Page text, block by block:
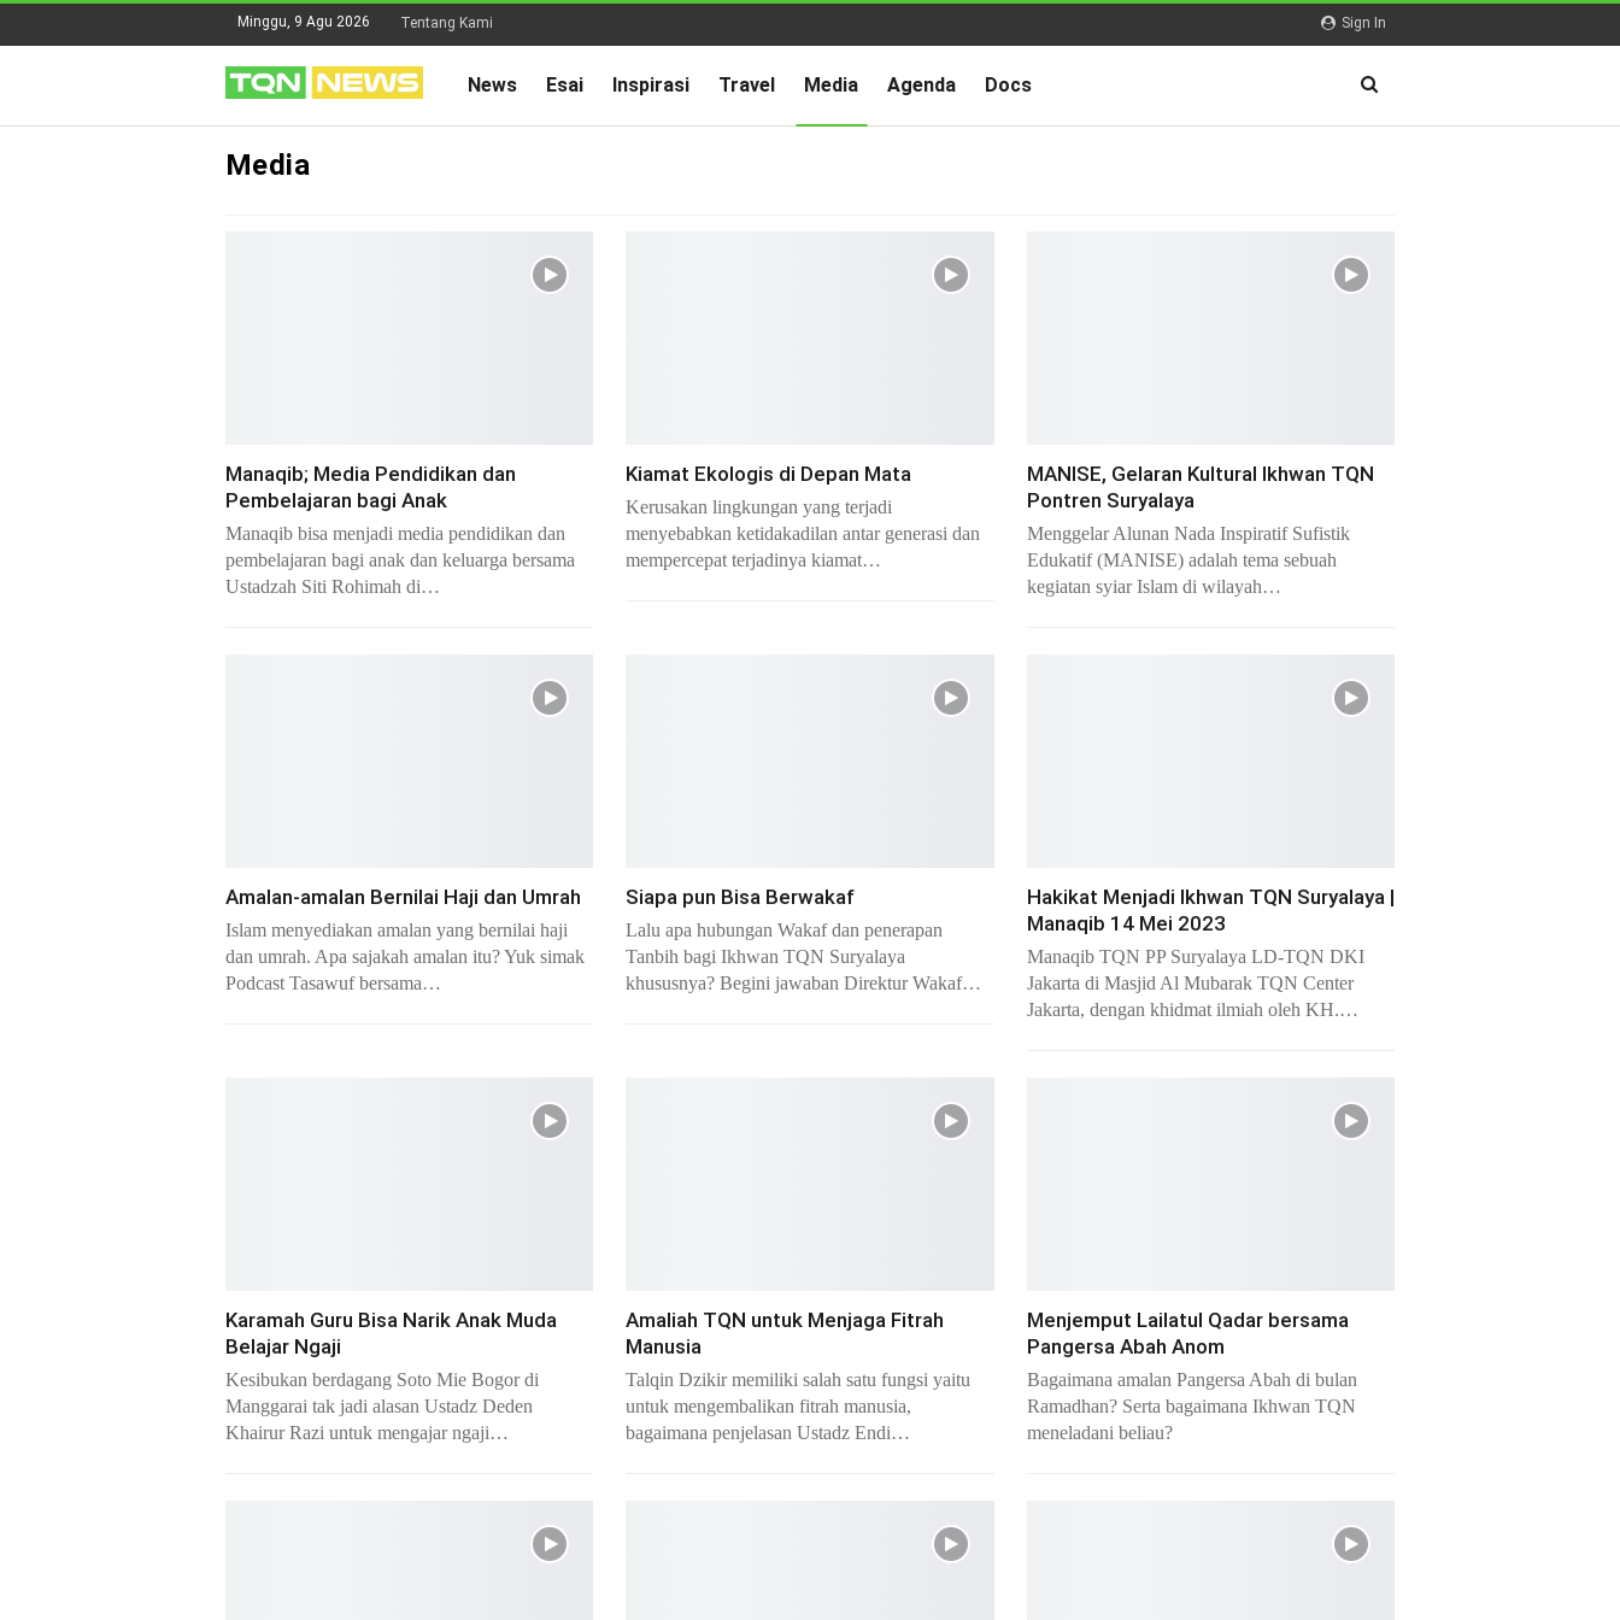
Sign In
Minggu, 9 Agu 2026 Tentang Kami
News Esai Inspirasi Travel Media Agenda Docs
Media
Manaqib; Media Pendidikan dan
Pembelajaran bagi Anak
Manaqib bisa menjadi media pendidikan dan
pembelajaran bagi anak dan keluarga bersama
Ustadzah Siti Rohimah di…
Kiamat Ekologis di Depan Mata
Kerusakan lingkungan yang terjadi
menyebabkan ketidakadilan antar generasi dan
mempercepat terjadinya kiamat…
MANISE, Gelaran Kultural Ikhwan TQN
Pontren Suryalaya
Menggelar Alunan Nada Inspiratif Sufistik
Edukatif (MANISE) adalah tema sebuah
kegiatan syiar Islam di wilayah…
Amalan-amalan Bernilai Haji dan Umrah
Islam menyediakan amalan yang bernilai haji
dan umrah. Apa sajakah amalan itu? Yuk simak
Podcast Tasawuf bersama…
Siapa pun Bisa Berwakaf
Lalu apa hubungan Wakaf dan penerapan
Tanbih bagi Ikhwan TQN Suryalaya
khususnya? Begini jawaban Direktur Wakaf…
Hakikat Menjadi Ikhwan TQN Suryalaya |
Manaqib 14 Mei 2023
Manaqib TQN PP Suryalaya LD-TQN DKI
Jakarta di Masjid Al Mubarak TQN Center
Jakarta, dengan khidmat ilmiah oleh KH.…
Karamah Guru Bisa Narik Anak Muda
Belajar Ngaji
Kesibukan berdagang Soto Mie Bogor di
Manggarai tak jadi alasan Ustadz Deden
Khairur Razi untuk mengajar ngaji…
Amaliah TQN untuk Menjaga Fitrah
Manusia
Talqin Dzikir memiliki salah satu fungsi yaitu
untuk mengembalikan fitrah manusia,
bagaimana penjelasan Ustadz Endi…
Menjemput Lailatul Qadar bersama
Pangersa Abah Anom
Bagaimana amalan Pangersa Abah di bulan
Ramadhan? Serta bagaimana Ikhwan TQN
meneladani beliau?